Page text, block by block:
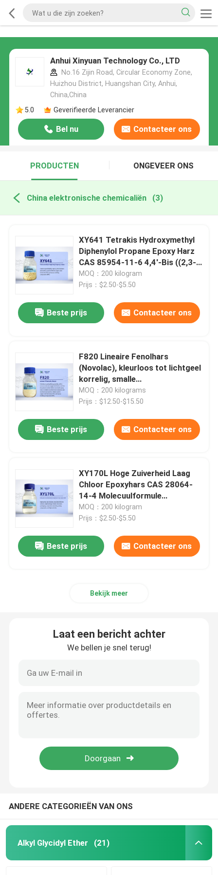
Anhui Xinyuan Technology Co., LTD
No.16 Zijin Road, Circular Economy Zone,
Huizhou District, Huangshan City, Anhui,
China,China
5.0
Geverifieerde Leverancier
Bel nu Contacteer ons
PRODUCTEN ONGEVEER ONS
China elektronische chemicaliën (3)
XY641 Tetrakis Hydroxymethyl
Diphenylol Propane Epoxy Harz
CAS 85954-11-6 4,4'-Bis ((2,3-
epoxypropoxy) -3,3",5,5'-
tetramethylbiphenyl
MOQ：200 kilogram
Prijs：$2.50-$5.50
Beste prijs Contacteer ons
F820 Lineaire Fenolhars
(Novolac), kleurloos tot lichtgeel
korrelig, smalle
molecuulgewichtverdeling en
ultralage niveaus van vrij fenol en
MOQ：200 kilograms
Prijs：$12.50-$15.50
Beste prijs Contacteer ons
XY170L Hoge Zuiverheid Laag
Chloor Epoxyhars CAS 28064-
14-4 Molecuulformule
(C6H6O.C3H5ClO.CH2O)x, Poly
Bisphenol F-co-epichloorhydrine
MOQ：200 kilogram
Prijs：$2.50-$5.50
Beste prijs Contacteer ons
Bekijk meer
Laat een bericht achter
We bellen je snel terug!
ANDERE CATEGORIEËN VAN ONS
Alkyl Glycidyl Ether (21)